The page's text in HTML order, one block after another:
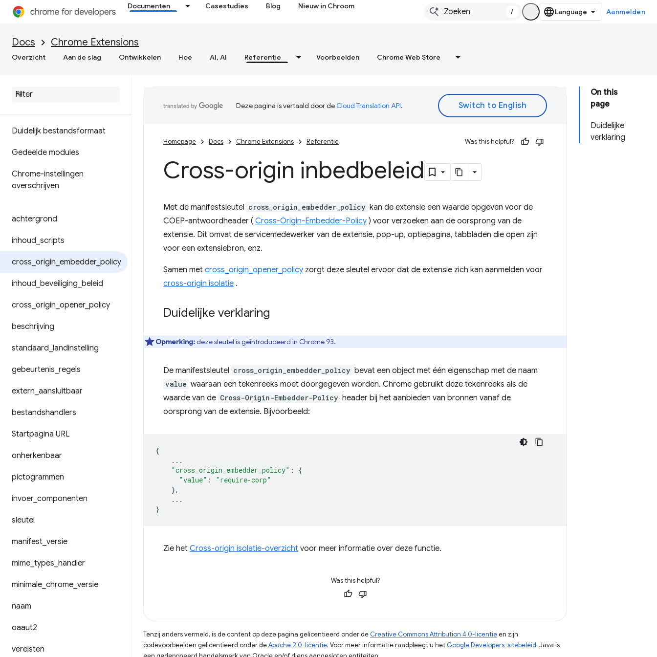
Documenten Casestudies Blog Nieuw in Chroom
/ Aanmelden
Docs Chrome Extensions
Overzicht Aan de slag Ontwikkelen Hoe AI, AI Referentie Voorbeelden Chrome Web Store
Duidelijk bestandsformaat
Gedeelde modules
Chrome-instellingen
overschrijven
achtergrond
inhoud scripts
cross origin embedder_ policy
inhoud beveiliging beleid
cross origin opener_ policy
beschrijving
standaard landinstelling
gebeurtenis regels
extern aansluitbaar
bestandshandlers
Startpagina URL
onherkenbaar
pictogrammen
invoer_ componenten
sleutel
manifest versie
mime types handler
minimale chrome versie
naam
oaaut2
vereisten
On this
page
Duidelijke
verklaring
Deze pagina is vertaald door deCloud Translation API.
Homepage Docs Chrome Extensions Referentie Was this helpful?
Cross-origin inbedbeleid
Met de manifestsleutel cross_origin_embedder_policy kan de extensie een waarde opgeven voor de
COEP-antwoordheader ( Cross-Origin-Embedder-Policy ) voor verzoeken aan de oorsprong van de
extensie. Dit omvat de servicemedewerker van de extensie, pop-up, optiepagina, tabbladen die open zijn
voor een extensiebron, enz.
Samen met cross_origin_opener_policy zorgt deze sleutel ervoor dat de extensie zich kan aanmelden voor
cross-origin isolatie .
Duidelijke verklaring
Opmerking:deze sleutel is geïntroduceerd in Chrome 93.
De manifestsleutel cross_origin_embedder_policy bevat een object met één eigenschap met de naam
value waaraan een tekenreeks moet doorgegeven worden. Chrome gebruikt deze tekenreeks als de
waarde van de Cross-Origin-Embedder-Policy header bij het aanbieden van bronnen vanaf de
oorsprong van de extensie. Bijvoorbeeld:
{
...
"cross_origin_embedder_policy" :
{
"value" :
"require-corp"
},
...
}
Zie het Cross-origin isolatie-overzicht voor meer informatie over deze functie.
Was this helpful?
Tenzij anders vermeld, is de content op deze pagina gelicentieerd onder de Creative Commons Attribution 4.0-licentieen zijn
codevoorbeelden gelicentieerd onder deApache 2.0-licentie. Voor meer informatie raadpleegt u het Google Developers-sitebeleid. Java is